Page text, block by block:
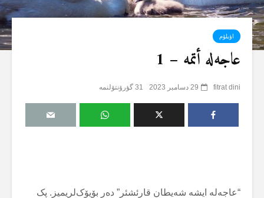
اؤیلۆم
عاجەلە أتمە – 1
fitrat dini 29 دسامبر 2023 31 گؤرۆنتۆلنمە
“عاجەلە ایشە شەیطان قارئشئر” دەر بۆیۆک‌لریمیز. پک